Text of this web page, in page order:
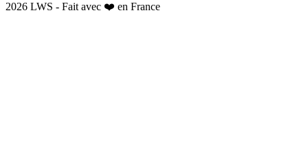
2026 LWS - Fait avec ❤️ en France